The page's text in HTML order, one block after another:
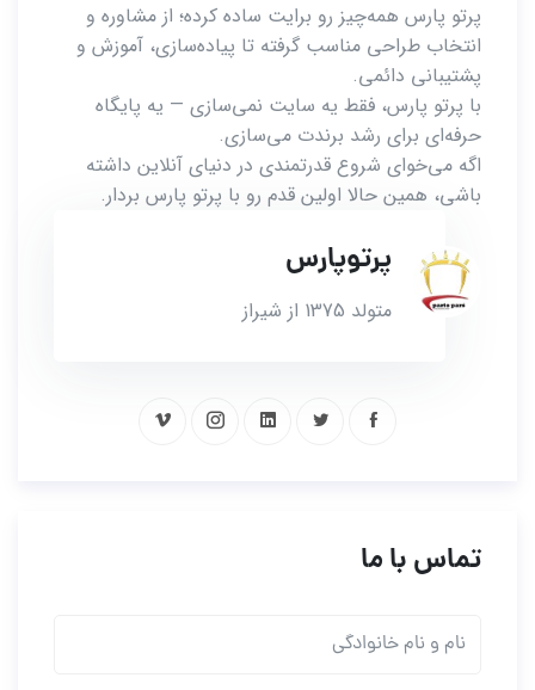
پرتو پارس همه‌چیز رو برایت ساده کرده؛ از مشاوره و
انتخاب طراحی مناسب گرفته تا پیاده‌سازی، آموزش و
پشتیبانی دائمی.
با پرتو پارس، فقط یه سایت نمی‌سازی — یه پایگاه
حرفه‌ای برای رشد برندت می‌سازی.
اگه می‌خوای شروع قدرتمندی در دنیای آنلاین داشته
باشی، همین حالا اولین قدم رو با پرتو پارس بردار.
پرتوپارس
متولد 1375 از شیراز
تماس با ما